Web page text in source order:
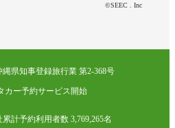
©SEEC . Inc
県知事登録旅行業 第2-368号
カー予約サービス開始
累計予約利用者数 3,769,265名